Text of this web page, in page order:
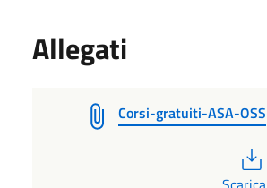
Allegati
Corsi-gratuiti-ASA-OSS